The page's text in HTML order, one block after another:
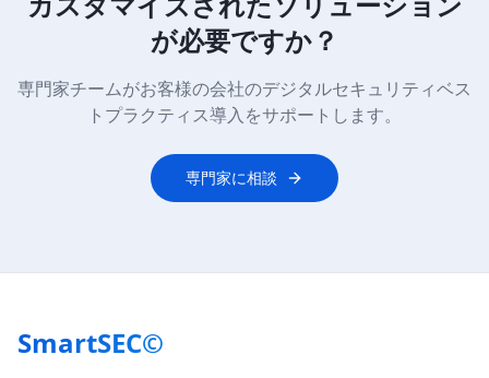
が必要ですか？
専門家チームがお客様の会社のデジタルセキュリティベス
トプラクティス導入をサポートします。
専門家に相談
SmartSEC©